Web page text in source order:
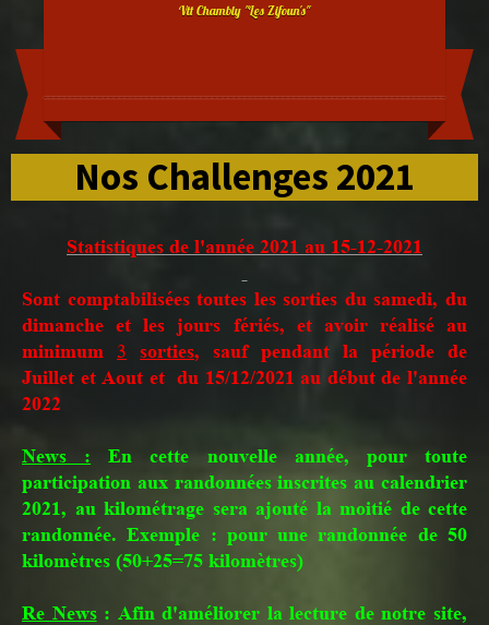
Vtt Chambly "Les Zifoun's"
Nos Challenges 2021
Statistiques de l'année 2021 au 15-12-2021
Sont comptabilisées toutes les sorties du samedi, du
dimanche et les jours fériés, et avoir réalisé au
minimum
3 sorties, sauf pendant la période de
Juillet et Aout et du 15/12/2021 au début de l'année
2022
News : En cette nouvelle année, pour toute
participation aux randonnées inscrites au calendrier
2021, au kilométrage sera ajouté la moitié de cette
randonnée. Exemple : pour une randonnée de 50
kilomètres (50+25=75 kilomètres)
Re News: Afin d'améliorer la lecture de notre site,